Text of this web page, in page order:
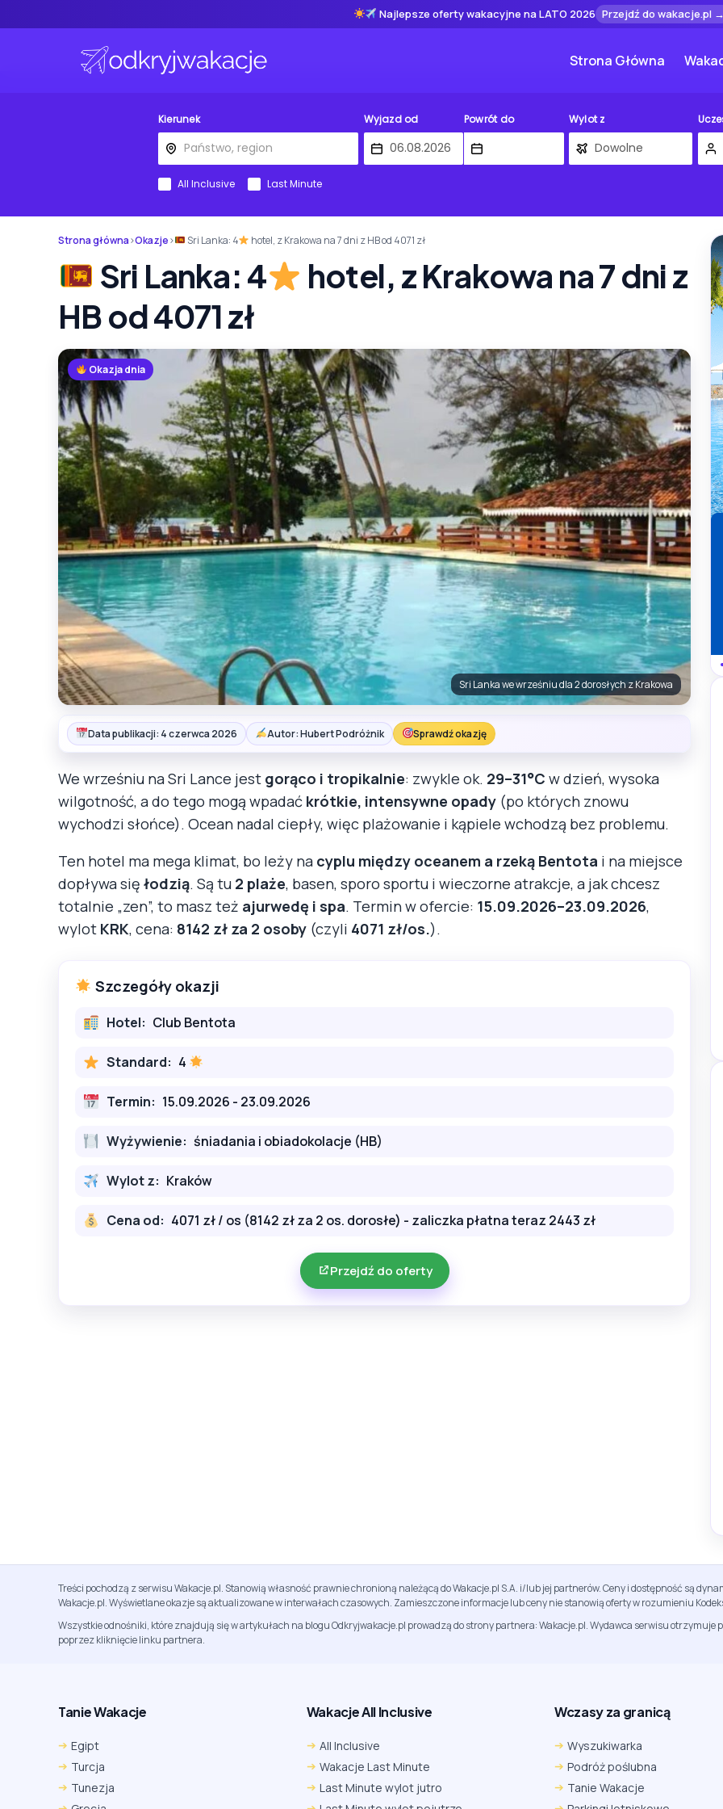
Najlepsze oferty wakacyjne na LATO 2026 Przejdź do wakacje.pl
Strona Główna
Kierunek Wyjazd od Powrót do Wylot z
All Inclusive Last Minute
Strona główna›Okazje› Sri Lanka: 4 hotel, z Krakowa na 7 dni z HB od 4071 zł
Sri Lanka: 4
hotel, z Krakowa na 7 dni z
HB od 4071 zł
Okazja dnia
Sri Lanka we wrześniu dla 2 dorosłych z Krakowa
Data publikacji: 4 czerwca 2026 Autor: Hubert Podróżnik Sprawdź okazję
We wrześniu na Sri Lance jest gorąco i tropikalnie: zwykle ok. 29–31°C w dzień, wysoka
wilgotność, a do tego mogą wpadać krótkie, intensywne opady (po których znowu
wychodzi słońce). Ocean nadal ciepły, więc plażowanie i kąpiele wchodzą bez problemu.
Ten hotel ma mega klimat, bo leży na cyplu między oceanem a rzeką Bentota i na miejsce
dopływa się łodzią. Są tu 2 plaże, basen, sporo sportu i wieczorne atrakcje, a jak chcesz
totalnie „zen”, to masz też ajurwedę i spa. Termin w ofercie: 15.09.2026–23.09.2026,
wylot KRK, cena: 8142 zł za 2 osoby (czyli 4071 zł/os.).
Szczegóły okazji
Hotel: Club Bentota
Standard: 4
Termin: 15.09.2026 - 23.09.2026
Wyżywienie: śniadania i obiadokolacje (HB)
Wylot z: Kraków
Cena od: 4071 zł / os (8142 zł za 2 os. dorosłe) - zaliczka płatna teraz 2443 zł
Przejdź do oferty
Treści pochodzą z serwisu Wakacje.pl. Stanowią własność prawnie chronioną należącą do Wakacje.pl S.A. i/lub jej partnerów. Ceny i dostępność są
Wakacje.pl. Wyświetlane okazje są aktualizowane w interwałach czasowych. Zamieszczone informacje lub ceny nie stanowią oferty w rozumieniu
Wszystkie odnośniki, które znajdują się w artykułach na blogu Odkryjwakacje.pl prowadzą do strony partnera: Wakacje.pl. Wydawca serwisu
poprzez kliknięcie linku partnera.
Tanie Wakacje
Egipt
Turcja
Tunezja
Wakacje All Inclusive
All Inclusive
Wakacje Last Minute
Last Minute wylot jutro
Wczasy za granicą
Wyszukiwarka
Podróż poślubna
Tanie Wakacje